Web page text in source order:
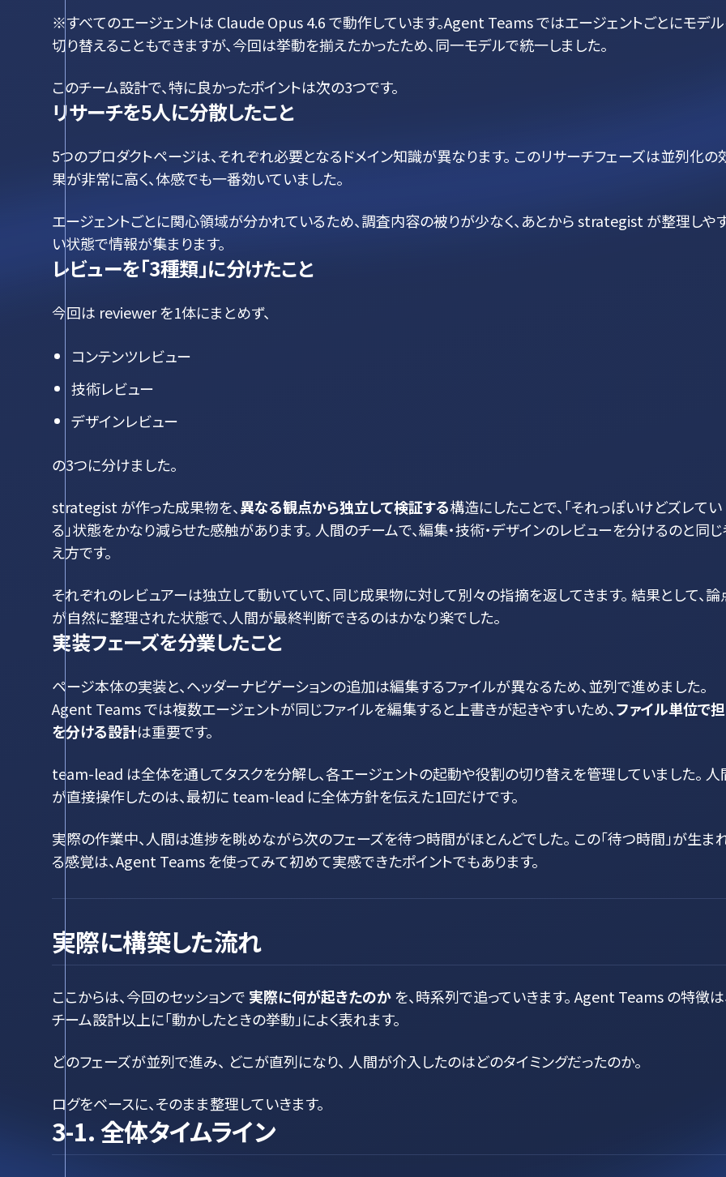
※すべてのエージェントは Claude Opus 4.6 で動作しています。Agent Teams ではエージェントごとにモデ
切り替えることもできますが、今回は挙動を揃えたかったため、同一モデルで統一しました。
このチーム設計で、特に良かったポイントは次の3つです。
リサーチを5人に分散したこと
5つのプロダクトページは、それぞれ必要となるドメイン知識が異なります。 このリサーチフェーズは並列化の
果が非常に高く、体感でも一番効いていました。
エージェントごとに関心領域が分かれているため、調査内容の被りが少なく、あとから strategist が整理しや
い状態で情報が集まります。
レビューを「3種類」に分けたこと
今回は reviewer を1体にまとめず、
コンテンツレビュー
技術レビュー
デザインレビュー
の3つに分けました。
strategist が作った成果物を、異なる観点から独立して検証する構造にしたことで、「それっぽいけどズレてい
る」状態をかなり減らせた感触があります。 人間のチームで、編集・技術・デザインのレビューを分けるのと同
え方です。
それぞれのレビュアーは独立して動いていて、同じ成果物に対して別々の指摘を返してきます。 結果として、論
が自然に整理された状態で、人間が最終判断できるのはかなり楽でした。
実装フェーズを分業したこと
ページ本体の実装と、ヘッダーナビゲーションの追加は編集するファイルが異なるため、並列で進めました。
Agent Teams では複数エージェントが同じファイルを編集すると上書きが起きやすいため、ファイル単位で
を分ける設計は重要です。
team-lead は全体を通してタスクを分解し、各エージェントの起動や役割の切り替えを管理していました。 人
が直接操作したのは、最初に team-lead に全体方針を伝えた1回だけです。
実際の作業中、人間は進捗を眺めながら次のフェーズを待つ時間がほとんどでした。 この「待つ時間」が生ま
る感覚は、Agent Teams を使ってみて初めて実感できたポイントでもあります。
実際に構築した流れ
ここからは、今回のセッションで 実際に何が起きたのかを、時系列で追っていきます。 Agent Teams の特徴は
チーム設計以上に「動かしたときの挙動」によく表れます。
どのフェーズが並列で進み、 どこが直列になり、 人間が介入したのはどのタイミングだったのか。
ログをベースに、そのまま整理していきます。
3-1. 全体タイムライン